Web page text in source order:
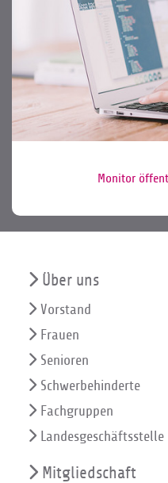
Monitor
Über uns
Vorstand
Frauen
Senioren
Schwerbehinderte
Fachgruppen
Landesgeschäftsstelle
Mitgliedschaft